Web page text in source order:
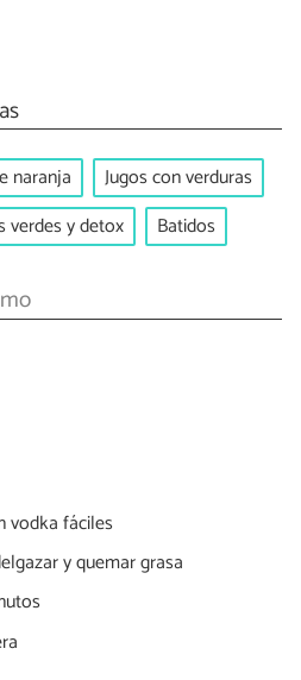
naranja
Jugos con verduras
verdes y detox Batidos
vodka fáciles
y quemar grasa